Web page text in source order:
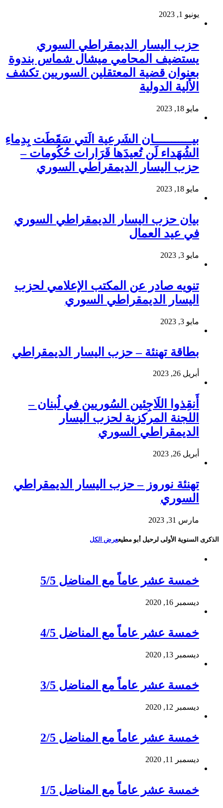
يونيو 1, 2023
حزب اليسار الديمقراطي السوري
يستضيف المحامي ميشال شماس بندوة
بعنوان قضية المعتقلين السوريين تكشف
الألية الدولية
مايو 18, 2023
بيـــــــــــان الشَرعية الَتي سَقَطَت بِدِماءِ
الشُهَداء لَن تُعيدَها قَرَارات حُكُومات –
حزب اليسار الديمقراطي السوري
مايو 18, 2023
بيان حزب اليسار الديمقراطي السوري
في عيد العمال
مايو 3, 2023
تنويه صادر عن المكتب الإعلامي لحزب
اليسار الديمقراطي السوري
مايو 3, 2023
بطاقة تهنئة – حزب اليسار الديمقراطي
أبريل 26, 2023
أَنقِذوا اللَاجِئين السُوريين في لُبنان –
اللجنة المركزية لحزب اليسار
الديمقراطي السوري
أبريل 26, 2023
تهنئة نوروز – حزب اليسار الديمقراطي
السوري
مارس 31, 2023
الذكرى السنوية الأولى لرحيل أبو مطيععرض الكل
خمسة عشر عاماً مع المناضل 5/5
ديسمبر 16, 2020
خمسة عشر عاماً مع المناضل 4/5
ديسمبر 13, 2020
خمسة عشر عاماً مع المناضل 3/5
ديسمبر 12, 2020
خمسة عشر عاماً مع المناضل 2/5
ديسمبر 11, 2020
خمسة عشر عاماً مع المناضل 1/5